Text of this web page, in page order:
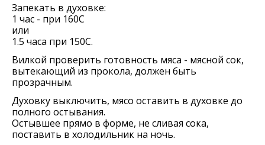
Запекать в духовке:
1 час - при 160С
или
1.5 часа при 150С.
Вилкой проверить готовность мяса - мясной сок,
вытекающий из прокола, должен быть
прозрачным.
Духовку выключить, мясо оставить в духовке до
полного остывания.
Остывшее прямо в форме, не сливая сока,
поставить в холодильник на ночь.